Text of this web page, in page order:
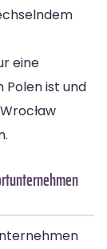
eine
Polen ist und